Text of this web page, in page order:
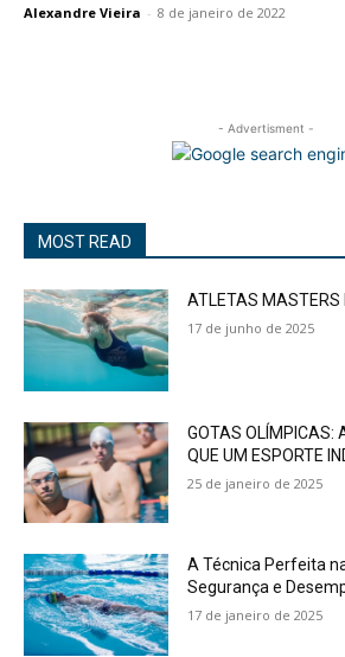
Alexandre Vieira - 8 de janeiro de 2022
- Advertisment -
MOST READ
ATLETAS
17 de junho de 2025
GOTAS OLÍMPICAS:
QUE UM ESPORTE
25 de janeiro de 2025
A Técnica Perfeita
Segurança e
17 de janeiro de 2025